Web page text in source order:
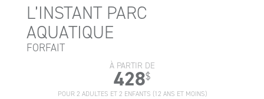
L’INSTANT PARC
AQUATIQUE
FORFAIT
À PARTIR DE
428$
POUR 2 ADULTES ET 2 ENFANTS (12 ANS ET MOINS)